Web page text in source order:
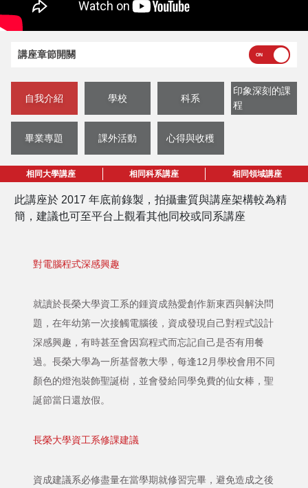
講座章節開關
自我介紹 學校 科系
印象深刻的課
程
畢業專題 課外活動 心得與收穫
相同大學講座 相同科系講座 相同領域講座
此講座於 2017 年底前錄製，拍攝畫質與講座架構較為精
簡，建議也可至平台上觀看其他同校或同系講座
對電腦程式深感興趣
就讀於長榮大學資工系的鍾資成熱愛創作新東西與解決問
題，在年幼第一次接觸電腦後，資成發現自己對程式設計
深感興趣，有時甚至會因寫程式而忘記自己是否有用餐
過。長榮大學為一所基督教大學，每逢12月學校會用不同
顏色的燈泡裝飾聖誕樹，並會發給同學免費的仙女棒，聖
誕節當日還放假。
長榮大學資工系修課建議
資成建議系必修盡量在當學期就修習完畢，避免造成之後